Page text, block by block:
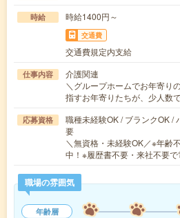
時給 時給1400円～
交通費
交通費規定内支給
仕事内容
介護関連
＼グループホームでお年寄り
指すお年寄りたちが、少人数
応募資格
職種未経験OK / ブランクOK /
要
＼無資格・未経験OK／※年齢
中！※履歴書不要・来社不要
職場の雰囲気
年齢層